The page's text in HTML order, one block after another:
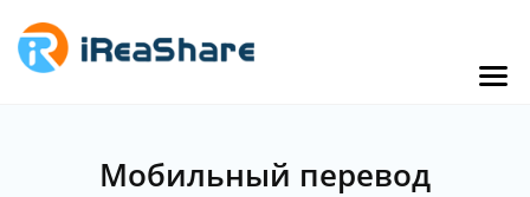
Мобильный перевод